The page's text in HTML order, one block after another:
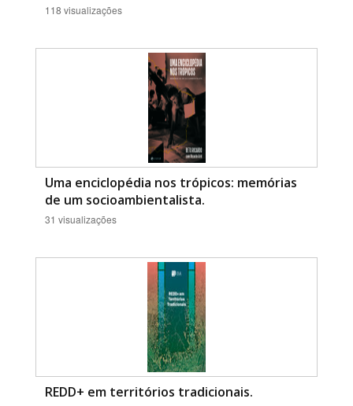
118 visualizações
Uma enciclopédia nos trópicos: memórias
de um socioambientalista.
31 visualizações
REDD+ em territórios tradicionais.